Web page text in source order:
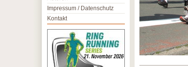
Impressum / Datenschutz
Kontakt